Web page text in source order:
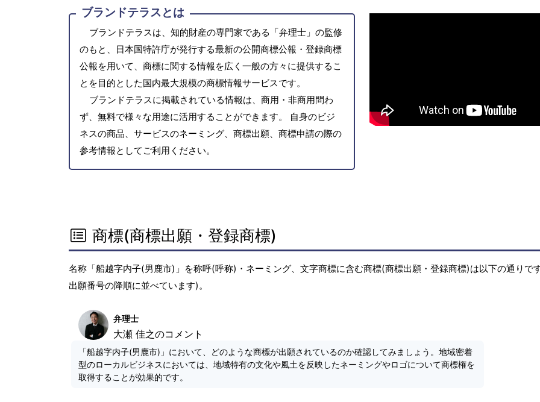
ブランドテラスとは
ブランドテラスは、知的財産の専門家である「弁理士」の監修
のもと、日本国特許庁が発行する最新の公開商標公報・登録商標
公報を用いて、商標に関する情報を広く一般の方々に提供するこ
とを目的とした国内最大規模の商標情報サービスです。
ブランドテラスに掲載されている情報は、商用・非商用問わ
ず、無料で様々な用途に活用することができます。 自身のビジ
ネスの商品、サービスのネーミング、商標出願、商標申請の際の
参考情報としてご利用ください。
商標(商標出願・登録商標)
名称「船越字内子(男鹿市)」を称呼(呼称)・ネーミング、文字商標に含む商標(商標出願・登録商標)は以下の通りで
出願番号の降順に並べています)。
弁理士
大瀬 佳之のコメント
「船越字内子(男鹿市)」において、どのような商標が出願されているのか確認してみましょう。地域密着
型のローカルビジネスにおいては、地域特有の文化や風土を反映したネーミングやロゴについて商標権を
取得することが効果的です。